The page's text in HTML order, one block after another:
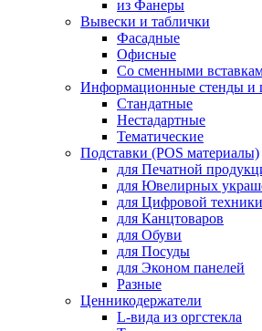
из Фанеры
Вывески и таблички
Фасадные
Офисные
Со сменными
Информационные стенды и
Стандатные
Нестадартные
Тематические
Подставки (POS материалы)
для Печатной
для Ювелирных
для Цифровой техники
для Канцтоваров
для Обуви
для Посуды
для Эконом панелей
Разные
Ценникодержатели
L-вида из оргстекла